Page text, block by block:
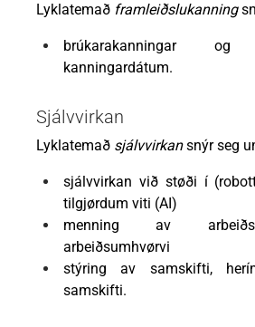
Lyklatemað framleiðslukanning
brúkarakanningar
kanningardátum.
Sjálvvirkan
Lyklatemað sjálvvirkansnýr seg
sjálvvirkan við støði í
tilgjørdum viti (AI)
menning av
arbeiðsumhvørvi
stýring av samskifti,
samskifti.